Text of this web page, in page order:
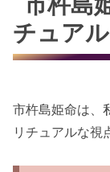
チュア
市杵島姫命は、
リチュアルな視